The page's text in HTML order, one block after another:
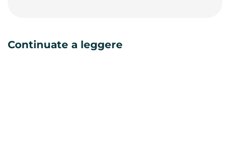
Continuate a leggere